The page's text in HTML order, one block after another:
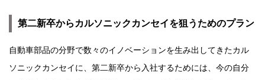
第二新卒からカルソニックカンセイを狙うためのプラン
自動車部品の分野で数々のイノベーションを生み出してきたカル
ソニックカンセイに、第二新卒から入社するためには、今の自分